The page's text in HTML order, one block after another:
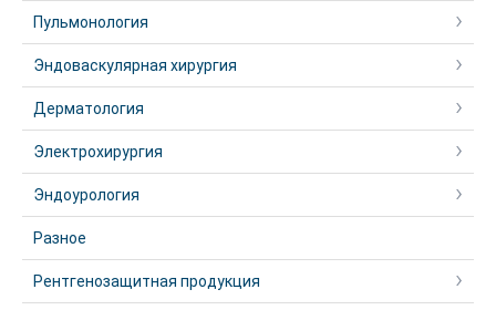
Пульмонология
Эндоваскулярная хирургия
Дерматология
Электрохирургия
Эндоурология
Разное
Рентгенозащитная продукция